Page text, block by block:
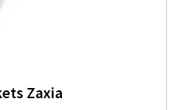
Zaxia